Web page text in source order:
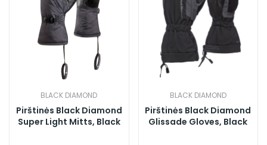
BLACK DIAMOND
Pirštinės Black Diamond
Super Light Mitts, Black
BLACK DIAMOND
Pirštinės Black Diamond
Glissade Gloves, Black